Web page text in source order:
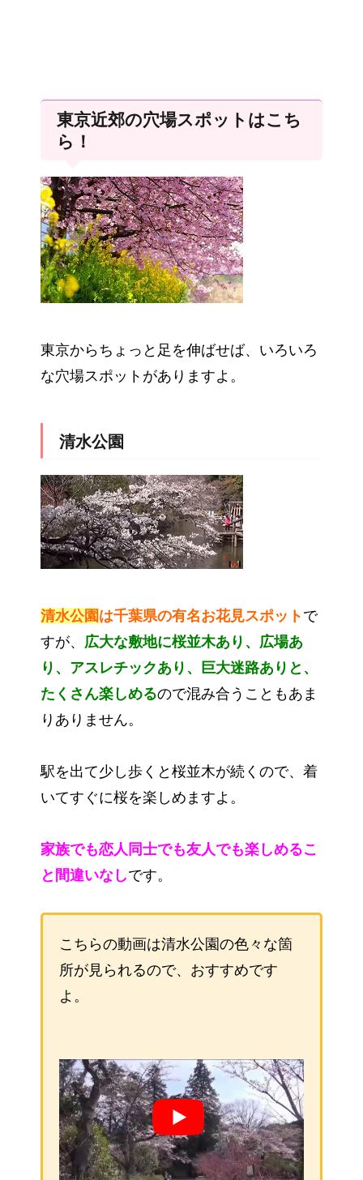
東京近郊の穴場スポットはこち
ら！
東京からちょっと足を伸ばせば、いろいろ
な穴場スポットがありますよ。
清水公園
清水公園は千葉県の有名お花見スポット で
すが、 広大な敷地に桜並木あり、広場あ
り、アスレチックあり、巨大迷路ありと、
たくさん楽しめるので混み合うこともあま
りありません。
駅を出て少し歩くと桜並木が続くので、着
いてすぐに桜を楽しめますよ。
家族でも恋人同士でも友人でも楽しめるこ
と間違いなしです。
こちらの動画は清水公園の色々な箇
所が見られるので、おすすめです
よ。